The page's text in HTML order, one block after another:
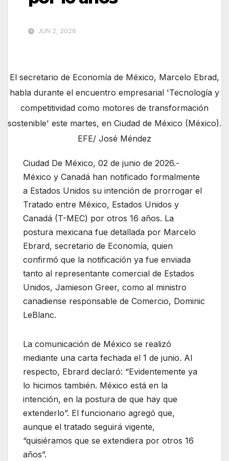
JUN 2, 2026
El secretario de Economía de México, Marcelo Ebrad,
habla durante el encuentro empresarial 'Tecnología y
competitividad como motores de transformación
sostenible' este martes, en Ciudad de México (México).
EFE/ José Méndez
Ciudad De México, 02 de junio de 2026.-
México y Canadá han notificado formalmente
a Estados Unidos su intención de prorrogar el
Tratado entre México, Estados Unidos y
Canadá (T-MEC) por otros 16 años. La
postura mexicana fue detallada por Marcelo
Ebrard, secretario de Economía, quien
confirmó que la notificación ya fue enviada
tanto al representante comercial de Estados
Unidos, Jamieson Greer, como al ministro
canadiense responsable de Comercio, Dominic
LeBlanc.
La comunicación de México se realizó
mediante una carta fechada el 1 de junio. Al
respecto, Ebrard declaró: “Evidentemente ya
lo hicimos también. México está en la
intención, en la postura de que hay que
extenderlo”. El funcionario agregó que,
aunque el tratado seguirá vigente,
“quisiéramos que se extendiera por otros 16
años”.